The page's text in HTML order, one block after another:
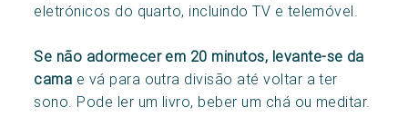
eletrónicos do quarto, incluindo TV e telemóvel.
Se não adormecer em 20 minutos, levante-se da
cama e vá para outra divisão até voltar a ter
sono. Pode ler um livro, beber um chá ou meditar.